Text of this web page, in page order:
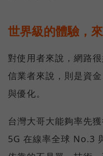
世界級的體驗，
對使用者來說，網路
信業者來說，則是資
與優化。
台灣大哥大能夠率先
5G 在線率全球 No.3